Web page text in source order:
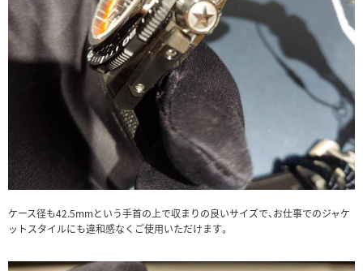
ケース径も42.5mmという手首の上で収まりの良いサイズで、お仕事でのジャケ
ットスタイルにも違和感なくご使用いただけます。